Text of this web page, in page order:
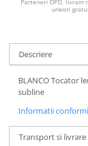
Parteneri DPD, livram
uneori
Descriere
BLANCO Tocator
subline
Informatii
Transport si livrare